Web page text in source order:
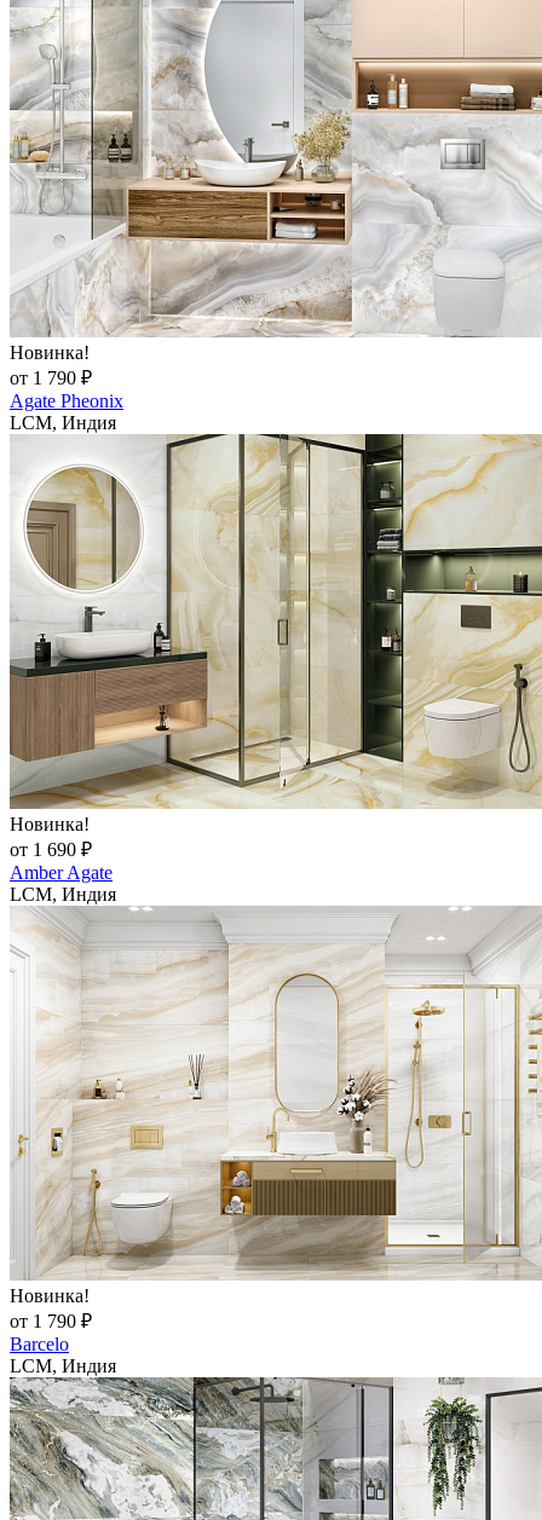
Новинка!
от 1 790 ₽
Agate Pheonix
LCM, Индия
Новинка!
от 1 690 ₽
Amber Agate
LCM, Индия
Новинка!
от 1 790 ₽
Barcelo
LCM, Индия